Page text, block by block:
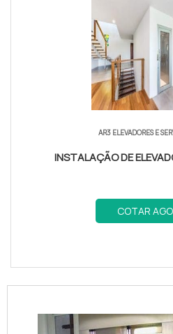
AR3 ELEVADORES E
INSTALAÇÃO DE
COTAR